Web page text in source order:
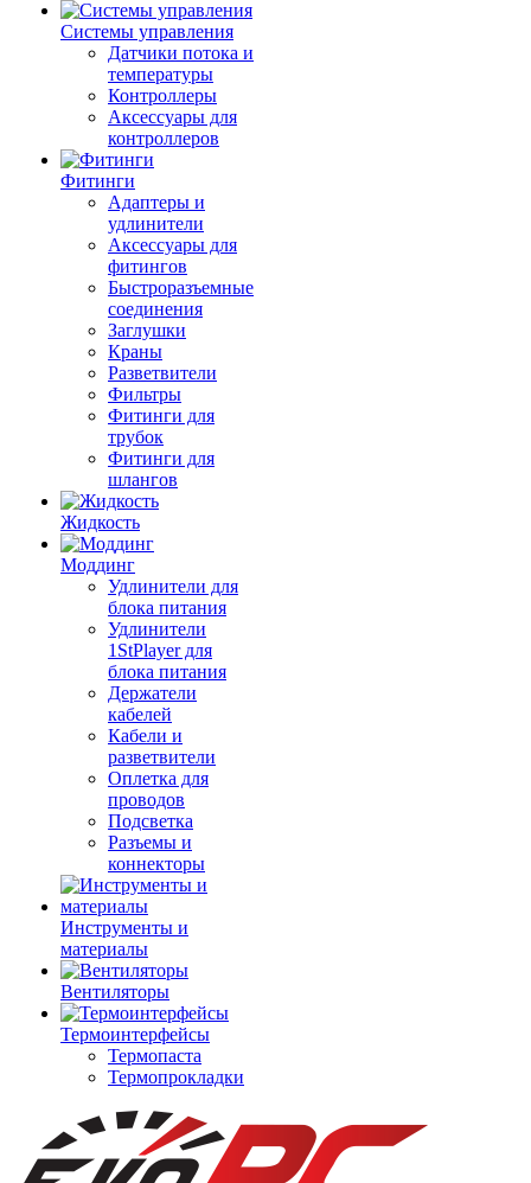
Системы управления
Датчики потока и
температуры
Контроллеры
Аксессуары для
контроллеров
Фитинги
Адаптеры и
удлинители
Аксессуары для
фитингов
Быстроразъемные
соединения
Заглушки
Краны
Разветвители
Фильтры
Фитинги для
трубок
Фитинги для
шлангов
Жидкость
Моддинг
Удлинители для
блока питания
Удлинители
1StPlayer для
блока питания
Держатели
кабелей
Кабели и
разветвители
Оплетка для
проводов
Подсветка
Разъемы и
коннекторы
Инструменты и
материалы
Вентиляторы
Термоинтерфейсы
Термопаста
Термопрокладки